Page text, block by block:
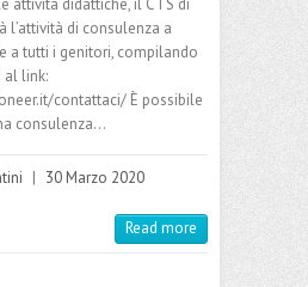
attività didattiche, il CTS di
l’attività di consulenza a
a tutti i genitori, compilando
al link:
contattaci/ È possibile
consulenza…
| 30 Marzo 2020
Read more